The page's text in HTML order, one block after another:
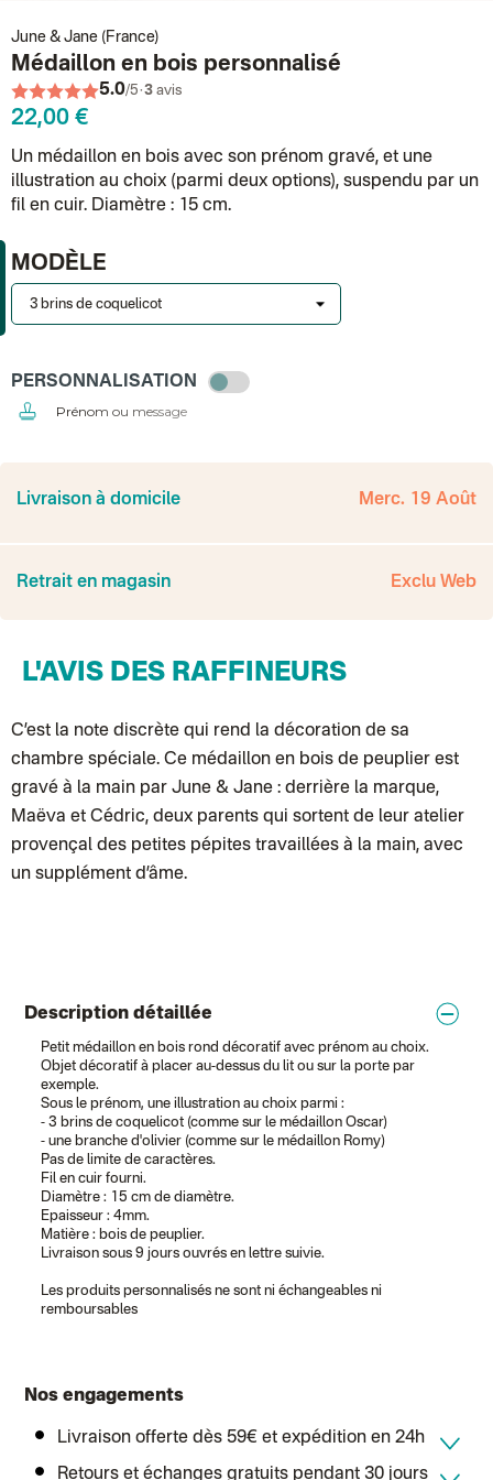
June & Jane (France)
Médaillon en bois personnalisé
5.0/5·3 avis
22,00 €
Un médaillon en bois avec son prénom gravé, et une
illustration au choix (parmi deux options), suspendu par un
fil en cuir. Diamètre : 15 cm.
MODÈLE
PERSONNALISATION
Prénom ou message
Colissimo suivi
Point relais rapide
Colis suivi: Livraison sous 4 jours ouvrés
BOUTIQUE : BASTILLE
BOUTIQUE : SAINT-SULPICE
Point relais Standard
Colissimo suivi (expédition par Ratio) : Livraison à votre domicile,
Chronopost - Livraison express à domicile
: Colis livré en 1 à 3
Colissimo suivi (expédition partenaire)
Colissimo suivi (envoi partenaire)
Test dropshipping
Colissimo suivi (expédition Soundivine)
Colissimo suivi (expédition Juste un arbre)
Colissimo suivi (expédition Cheer Moda)
Colissimo suivi (expédition Toi-même)
Colissimo suivi (expédition Zebrabook)
Colissimo suivi (expédition Minoe)
Lettre suivie (expédition April Eleven)
Colissimo suivi (expédition Petit Coq)
Lettre suivie (expédition Les mots doux)
Colissimo suivi (expédition Papier Curieux)
Lettre Suivie (expédition Atelier Wagram)
Lettre suivie (expédition Atelier Aismée)
Colissimo suivi (expédition Mon Petit Poids)
DPD colis suivi (expédition Bounce)
DPD colis suivi (expédition La Boîte Concept)
Colis suivi (expédition Loia)
Colis suivi (expédition Maison Roshi)
Colissimo suivi (expédition Connoisseur)
Lettre prioritaire
Colissimo suivi (expédition par Yamayama)
Colissimo suivi (expédition par Tot): Livraison à votre domicile,
Chronopost - Livraison express à domicile
: Colis livré en 1 à 3
Livraison à domicile Merc. 19 Août
Retrait en magasin Exclu Web
L'AVIS DES RAFFINEURS
C’est la note discrète qui rend la décoration de sa
chambre spéciale. Ce médaillon en bois de peuplier est
gravé à la main par June & Jane : derrière la marque,
Maëva et Cédric, deux parents qui sortent de leur atelier
provençal des petites pépites travaillées à la main, avec
un supplément d’âme.
Description détaillée
Petit médaillon en bois rond décoratif avec prénom au choix.
Objet décoratif à placer au-dessus du lit ou sur la porte par
exemple.
Sous le prénom, une illustration au choix parmi :
- 3 brins de coquelicot (comme sur le médaillon Oscar)
- une branche d'olivier (comme sur le médaillon Romy)
Pas de limite de caractères.
Fil en cuir fourni.
Diamètre : 15 cm de diamètre.
Epaisseur : 4mm.
Matière : bois de peuplier.
Livraison sous 9 jours ouvrés en lettre suivie.
Les produits personnalisés ne sont ni échangeables ni
remboursables
Nos engagements
Livraison offerte dès 59€ et expédition en 24h
Retours et échanges gratuits pendant 30 jours